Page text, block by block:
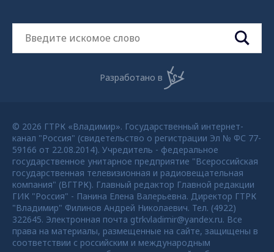
Разработано в
© 2026 ГТРК «Владимир». Государственный интернет-
канал "Россия" (свидетельство о регистрации Эл № ФС 77-
59166 от 22.08.2014). Учредитель - федеральное
государственное унитарное предприятие "Всероссийская
государственная телевизионная и радиовещательная
компания" (ВГТРК). Главный редактор Главной редакции
ГИК "Россия" - Панина Елена Валерьевна. Директор ГТРК
"Владимир" Филинов Андрей Николаевич. Тел. (4922)
322645. Электронная почта gtrkvladimir@yandex.ru. Все
права на материалы, размещенные на сайте, защищены в
соответствии с российским и международным